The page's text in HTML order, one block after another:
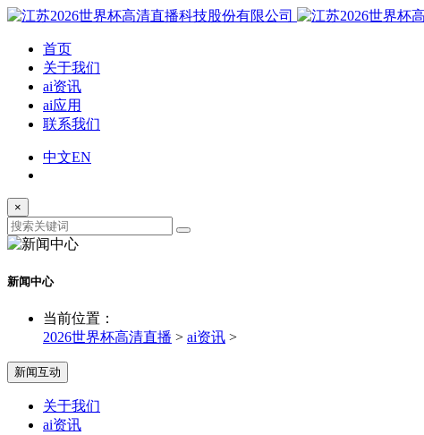
首页
关于我们
ai资讯
ai应用
联系我们
中文EN
×
新闻中心
当前位置：
2026世界杯高清直播 > ai资讯 >
新闻互动
关于我们
ai资讯